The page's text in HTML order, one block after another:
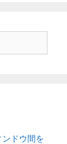
ドウ間を